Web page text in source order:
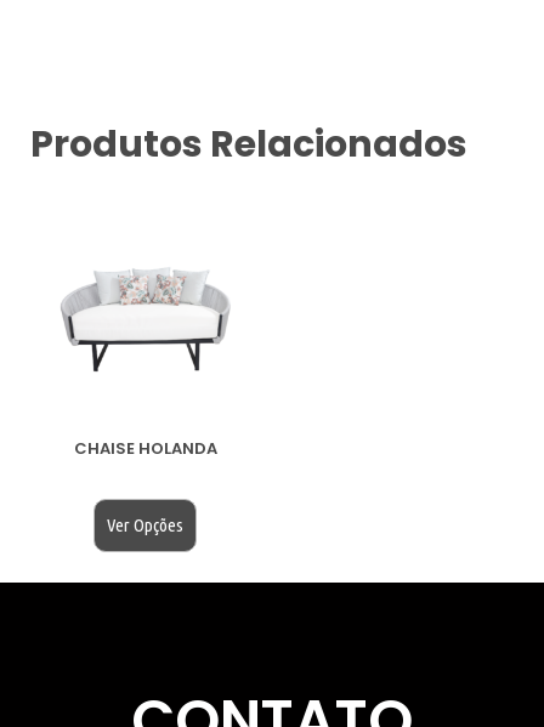
Produtos Relacionados
CHAISE HOLANDA
Ver Opções